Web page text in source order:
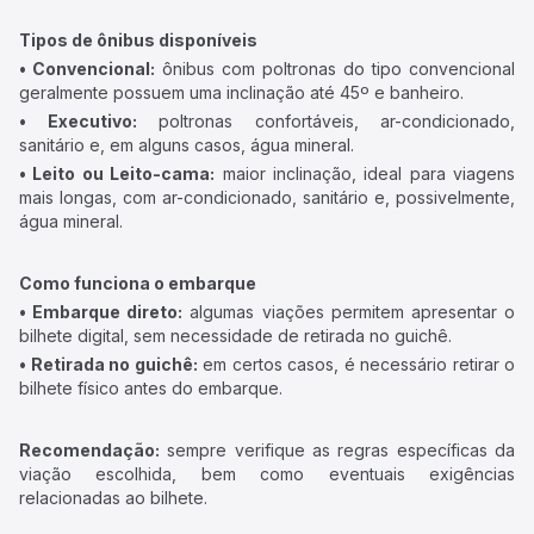
Tipos de ônibus disponíveis
• Convencional: ônibus com poltronas do tipo convencional
geralmente possuem uma inclinação até 45º e banheiro.
• Executivo: poltronas confortáveis, ar-condicionado,
sanitário e, em alguns casos, água mineral.
• Leito ou Leito-cama: maior inclinação, ideal para viagens
mais longas, com ar-condicionado, sanitário e, possivelmente,
água mineral.
Como funciona o embarque
• Embarque direto: algumas viações permitem apresentar o
bilhete digital, sem necessidade de retirada no guichê.
• Retirada no guichê: em certos casos, é necessário retirar o
bilhete físico antes do embarque.
Recomendação: sempre verifique as regras específicas da
viação escolhida, bem como eventuais exigências
relacionadas ao bilhete.